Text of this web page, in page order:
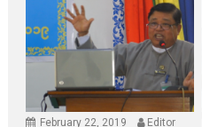
February 22, 2019 Editor